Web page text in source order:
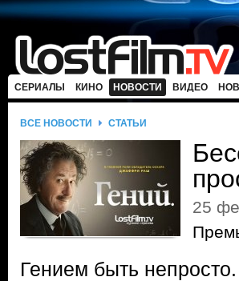
СЕРИАЛЫ КИНО НОВОСТИ ВИДЕО
ВСЕ НОВОСТИ СТАТЬИ
25
Гением быть